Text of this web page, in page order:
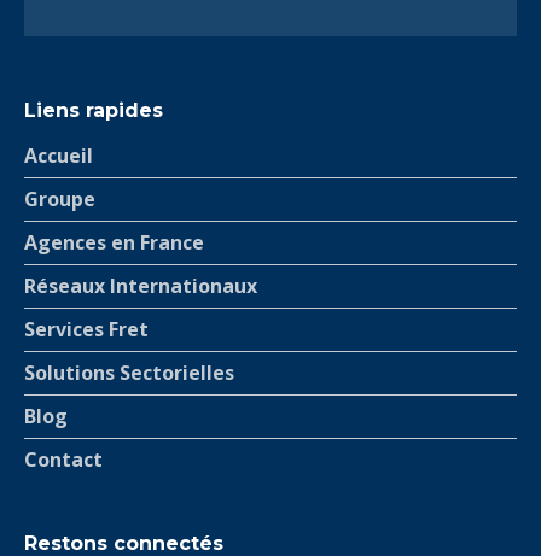
Liens rapides
Accueil
Groupe
Agences en France
Réseaux Internationaux
Services Fret
Solutions Sectorielles
Blog
Contact
Restons connectés